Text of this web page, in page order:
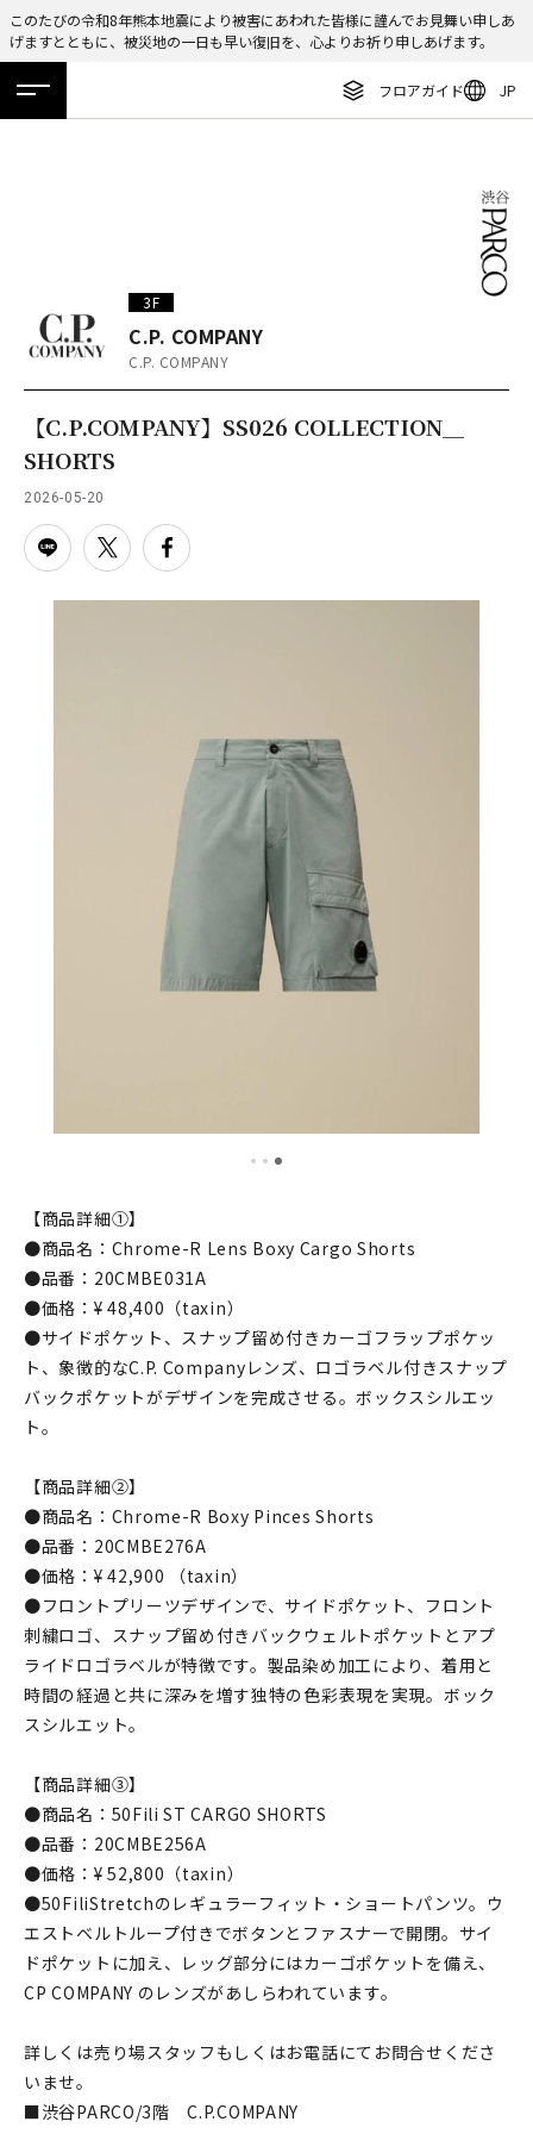
このたびの令和8年熊本地震により被害にあわれた皆様に謹んでお見舞い申しあ
げますとともに、被災地の一日も早い復旧を、心よりお祈り申しあげます。
フロアガイド JP
ホーム 特集 ニュース イベント アクセス
ニュース
TAX FREE
DELIVERY SERVICES
PARCOメンバーズ
オンラインストア
リクルート
ENGLISH
繁体字
3F
C.P. COMPANY
C.P. COMPANY
【C.P.COMPANY】SS026 COLLECTION＿
SHORTS
2026-05-20
【商品詳細①】
●商品名：Chrome-R Lens Boxy Cargo Shorts
●品番：20CMBE031A
●価格：¥ 48,400（taxin）
●サイドポケット、スナップ留め付きカーゴフラップポケッ
ト、象徴的なC.P. Companyレンズ、ロゴラベル付きスナップ
バックポケットがデザインを完成させる。ボックスシルエッ
ト。
【商品詳細②】
●商品名：Chrome-R Boxy Pinces Shorts
●品番：20CMBE276A
●価格：¥ 42,900 （taxin）
●フロントプリーツデザインで、サイドポケット、フロント
刺繍ロゴ、スナップ留め付きバックウェルトポケットとアプ
ライドロゴラベルが特徴です。製品染め加工により、着用と
時間の経過と共に深みを増す独特の色彩表現を実現。ボック
スシルエット。
【商品詳細③】
●商品名：50Fili ST CARGO SHORTS
●品番：20CMBE256A
●価格：¥ 52,800（taxin）
●50FiliStretchのレギュラーフィット・ショートパンツ。ウ
エストベルトループ付きでボタンとファスナーで開閉。サイ
ドポケットに加え、レッグ部分にはカーゴポケットを備え、
CP COMPANY のレンズがあしらわれています。
詳しくは売り場スタッフもしくはお電話にてお問合せくださ
いませ。
■渋谷PARCO/3階 C.P.COMPANY